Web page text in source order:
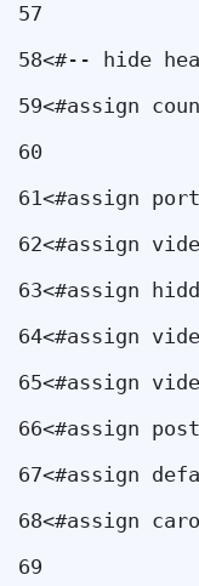
57
58<#-- hide
59<#assign
60
61<#assign
62<#assign
63<#assign
64<#assign
65<#assign
66<#assign
67<#assign
68<#assign
69